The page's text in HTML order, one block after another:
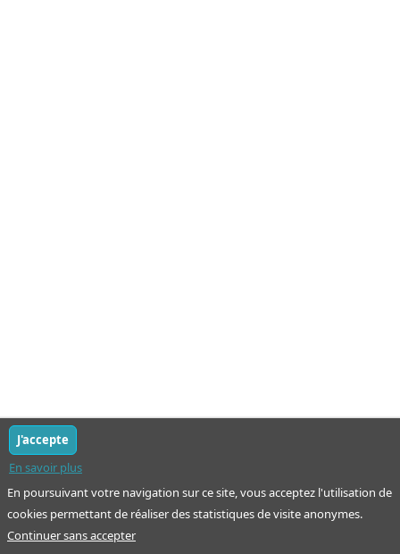
En poursuivant votre navigation sur ce site, vous acceptez l'utilisation de
cookies permettant de réaliser des statistiques de visite anonymes.
En savoir plus
J'accepte
Continuer sans accepter